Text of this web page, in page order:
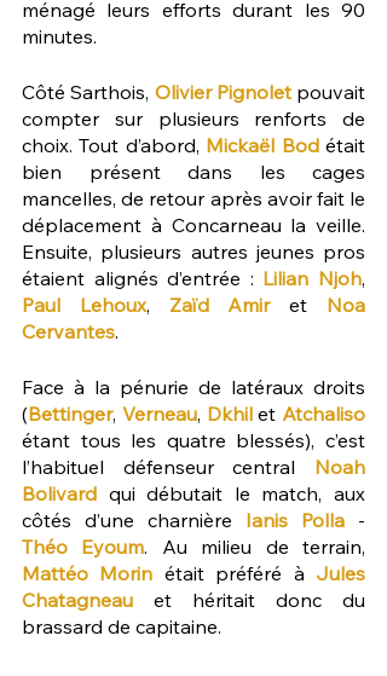
ménagé leurs efforts durant les 90
minutes.
Côté Sarthois, Olivier Pignolet pouvait
compter sur plusieurs renforts de
choix. Tout d’abord, Mickaël Bod était
bien présent dans les cages
mancelles, de retour après avoir fait le
déplacement à Concarneau la veille.
Ensuite, plusieurs autres jeunes pros
étaient alignés d’entrée : Lilian Njoh
Paul Lehoux, Zaïd Amir et Noa
Cervantes.
Face à la pénurie de latéraux droits
(Bettinger, Verneau, Dkhil et
étant tous les quatre blessés), c’est
l’habituel défenseur central Noah
Bolivard qui débutait le match, aux
côtés d’une charnière Ianis Polla
Théo Eyoum
Mattéo Morin était préféré à Jules
Chatagneau et héritait donc du
brassard de capitaine.